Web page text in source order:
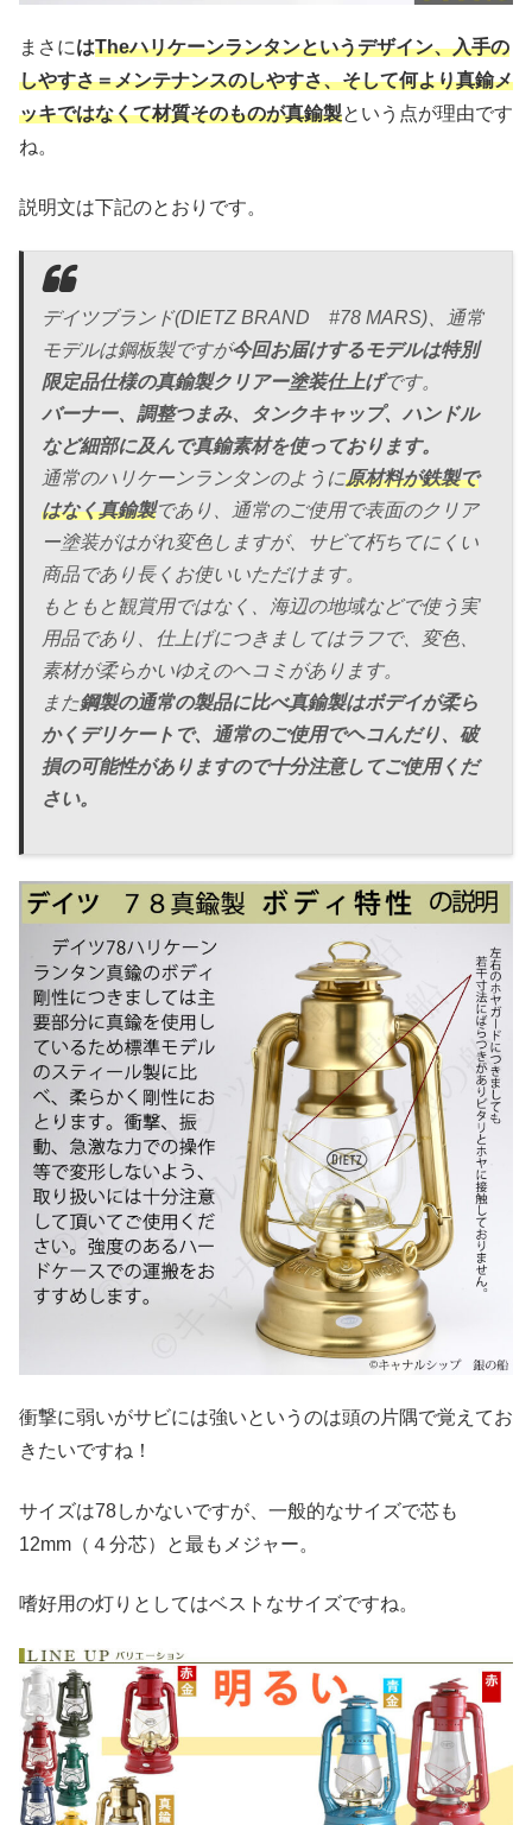
まさにはTheハリケーンランタンというデザイン、入手の
しやすさ＝メンテナンスのしやすさ、そして何より真鍮メ
ッキではなくて材質そのものが真鍮製という点が理由です
ね。
説明文は下記のとおりです。
デイツブランド(DIETZ BRAND #78 MARS)、通常
モデルは鋼板製ですが今回お届けするモデルは特別
限定品仕様の真鍮製クリアー塗装仕上げです。
バーナー、調整つまみ、タンクキャップ、ハンドル
など細部に及んで真鍮素材を使っております。
通常のハリケーンランタンのように原材料が鉄製で
はなく真鍮製であり、通常のご使用で表面のクリア
ー塗装がはがれ変色しますが、サビて朽ちてにくい
商品であり長くお使いいただけます。
もともと観賞用ではなく、海辺の地域などで使う実
用品であり、仕上げにつきましてはラフで、変色、
素材が柔らかいゆえのヘコミがあります。
また鋼製の通常の製品に比べ真鍮製はボデイが柔ら
かくデリケートで、通常のご使用でヘコんだり、破
損の可能性がありますので十分注意してご使用くだ
さい。
衝撃に弱いがサビには強いというのは頭の片隅で覚えてお
きたいですね！
サイズは78しかないですが、一般的なサイズで芯も
12mm（４分芯）と最もメジャー。
嗜好用の灯りとしてはベストなサイズですね。